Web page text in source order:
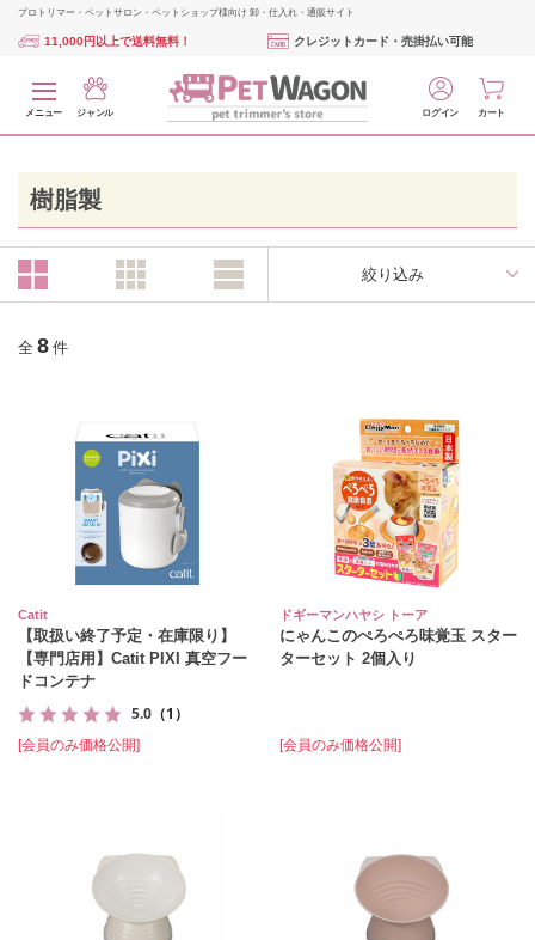
プロトリマー・ペットサロン・ペットショップ様向け 卸・仕入れ・通販サイト
11,000円以上で送料無料！ クレジットカード・売掛払い可能
メニュー ジャンル ログイン カート
樹脂製
絞り込み
全 8 件
Catit
【取扱い終了予定・在庫限り】
【専門店用】Catit PIXI 真空フー
ドコンテナ
5.0 （1）
[会員のみ価格公開]
ドギーマンハヤシ トーア
にゃんこのぺろぺろ味覚玉 スター
ターセット 2個入り
[会員のみ価格公開]